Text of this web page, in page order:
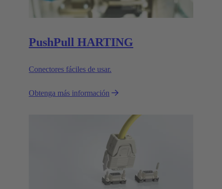
PushPull HARTING
Conectores fáciles de usar.
Obtenga más información